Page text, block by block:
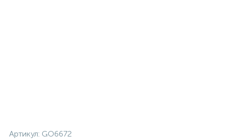
Артикул: GO6672